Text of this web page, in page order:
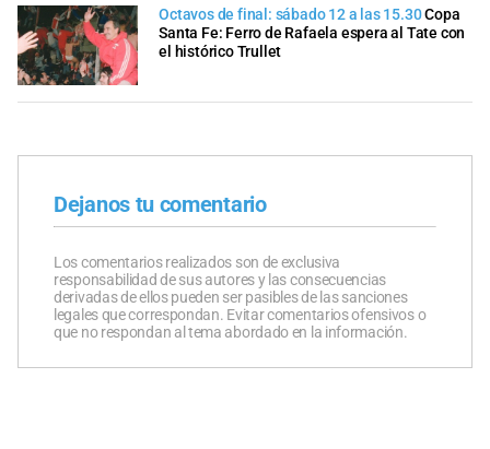
Octavos de final: sábado 12 a las 15.30Copa
Santa Fe: Ferro de Rafaela espera al Tate con
el histórico Trullet
Dejanos tu comentario
Los comentarios realizados son de exclusiva
responsabilidad de sus autores y las consecuencias
derivadas de ellos pueden ser pasibles de las sanciones
legales que correspondan. Evitar comentarios ofensivos o
que no respondan al tema abordado en la información.